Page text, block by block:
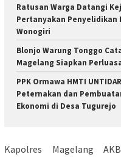
Ratusan Warga Datangi
Pertanyakan Penyelidikan
Wonogiri
Blonjo Warung Tonggo
Magelang Siapkan
PPK Ormawa HMTI
Peternakan dan
Ekonomi di Desa Tugurejo
Kapolres Magelang